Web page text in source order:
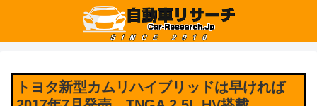
トヨタ新型カムリハイブリッドは早ければ